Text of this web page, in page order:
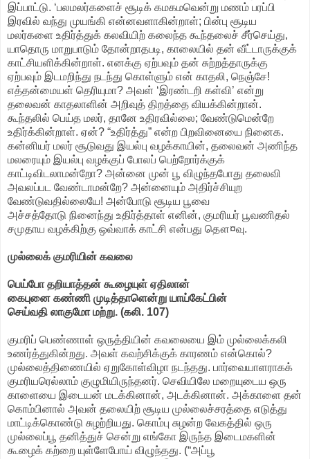
இப்பாட்டு. ‘பலமலர்களைச் சூடிக் கமகமவென்று மணம் பரப்பி
இரவில் வந்து முயங்கி என்னவளாகின்றாள்; பின்பு சூடிய
மலர்களை உதிர்த்துக் கலவியிற் கலைந்த கூந்தலைச் சீர்செய்து,
யாதொரு மாறுபாடும் தோன்றாதபடி, காலையில் தன் வீட்டாருக்குக்
காட்சியளிக்கின்றாள். எனக்கு ஏற்பவும் தன் சுற்றத்தாருக்கு
ஏற்பவும் இடமறிந்து நடந்து கொள்ளும் என் காதலி, நெஞ்சே!
எத்தன்மையள் தெரியுமா? அவள் ‘இரண்டறி கள்வி’ என்று
தலைவன் காதலாளின் அறிவுத் திறத்தை வியக்கின்றான்.
கூந்தலில் பெய்த மலர், தானே உதிரவில்லை; வேண்டுமென்றே
உதிர்க்கின்றாள். ஏன்? “உதிர்த்து” என்ற பிறவினையை நினைக.
கன்னியர் மலர் சூடுவது இயல்பு வழக்காயின், தலைவன் அணிந்த
மலரையும் இயல்பு வழக்குப் போலப் பெற்றோர்க்குக்
காட்டிவிடலாமன்றோ? அன்னை முன் பூ விழுந்தபோது தலைவி
அவலப்பட வேண்டாமன்றே? அன்னையும் அதிர்ச்சியுற
வேண்டுவதில்லையே! அன்போடு சூடிய பூவை
அச்சத்தோடு நினைந்து உதிர்த்தாள் எனின், குமரியர் பூவணிதல்
சமுதாய வழக்கிற்கு ஒவ்வாக் காட்சி என்பது தௌ¤வு.
முல்லைக் குமரியின் கவலை
பெய்போ தறியாத்தன் கூழையுள் ஏதிலான்
கைபுனை கண்ணி முடித்தாளென்று யாய்கேட்பின்
செய்வதி லாகுமோ மற்று. (கலி. 107)
குமரிப் பெண்ணாள் ஒருத்தியின் கவலையை இம் முல்லைக்கலி
உணர்த்துகின்றது. அவள் கவற்சிக்குக் காரணம் என்கொல்?
முல்லைத்திணையில் ஏறுகோள்விழா நடந்தது. பார்வையாளராகக்
குமரியரெல்லாம் குழுமியிருந்தனர். செவியிலே மறையுடைய ஒரு
காளையை இடையன் மடக்கினான், அடக்கினான். அக்காளை தன்
கொம்பினால் அவன் தலையிற் சூடிய முல்லைச்சரத்தை எடுத்து
மாட்டிக்கொண்டு சுழற்றியது. கொம்பு சுழன்ற வேகத்தில் ஒரு
முல்லைப்பூ தனித்துச் சென்று எங்கோ இருந்த இடைமகளின்
கூழைக் கற்றை யுள்ளேபோய் விழுந்தது. (“அப்பூ